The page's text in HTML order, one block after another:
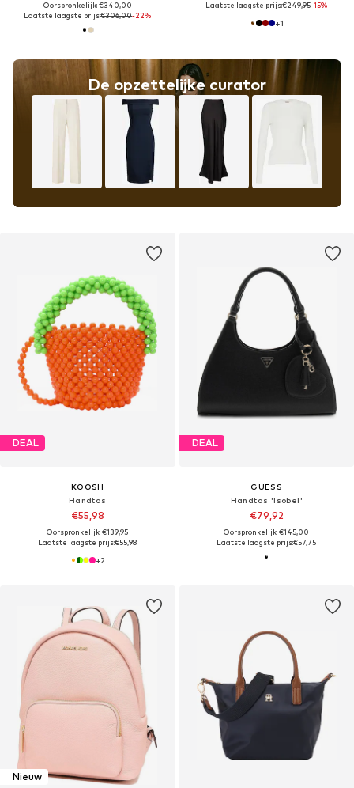
Oorspronkelijk: €340,00
Laatste laagste prijs:€306,00-22%
De opzettelijke curator
Laatste laagste prijs:€249,95-15%
+1
DEAL
KOOSH
Handtas
€55,98
Oorspronkelijk: €139,95
Laatste laagste prijs:€55,98
+2
DEAL
GUESS
Handtas 'Isobel'
€79,92
Oorspronkelijk: €145,00
Laatste laagste prijs:€57,75
Nieuw